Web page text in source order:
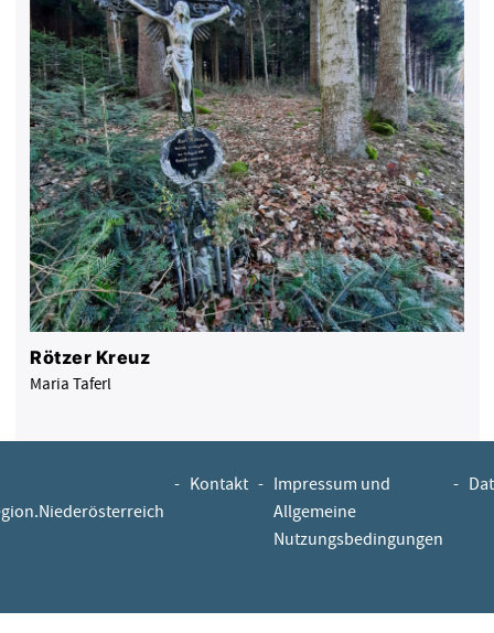
Rötzer Kreuz
Maria Taferl
- Kontakt - Impressum und
Allgemeine
Nutzungsbedingungen
-